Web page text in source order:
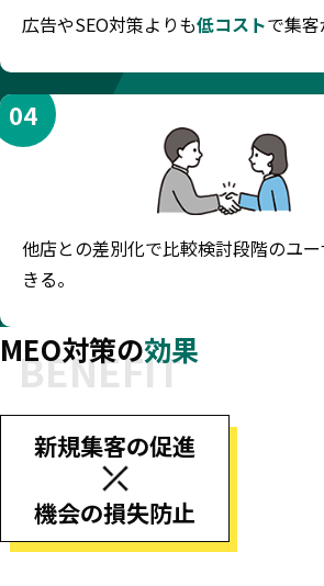
広告やSEO対策よりも低コストで集客
04
他店との差別化で比較検討段階のユ
きる。
MEO対策の効果
新規集客の促進
機会の損失防止